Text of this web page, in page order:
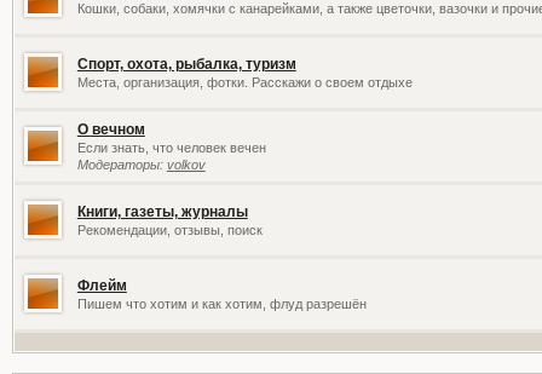
Кошки, собаки, хомячки с канарейками, а также цветочки, вазочки и
Спорт, охота, рыбалка, туризм
Места, организация, фотки. Расскажи о своем отдыхе
О вечном
Если знать, что человек вечен
Модераторы: volkov
Книги, газеты, журналы
Рекомендации, отзывы, поиск
Флейм
Пишем что хотим и как хотим, флуд разрешён